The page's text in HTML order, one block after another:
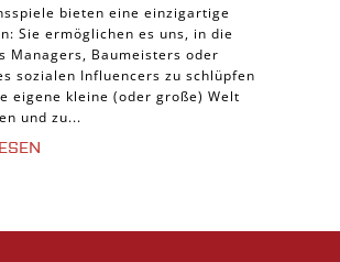
bieten eine einzigartige
Sie ermöglichen es uns, in die
Managers, Baumeisters oder
sozialen Influencers zu schlüpfen
eigene kleine (oder große) Welt
und zu...